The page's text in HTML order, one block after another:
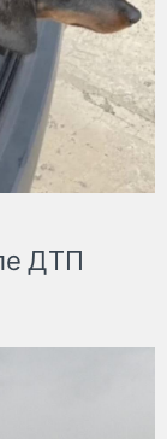
ДТП